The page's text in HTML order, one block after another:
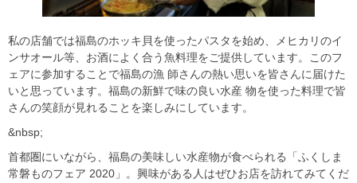
私の店舗では福島のホッキ貝を使ったパスタを始め、メヒカリのイ
ンサオール等、お酒によく合う魚料理をご提供しています。このフ
ェアに参加することで福島の漁 師さんの熱い思いを皆さんに届けた
いと思っています。福島の新鮮で味の良い水産 物を使った料理で皆
さんの笑顔が見れることを楽しみにしています。
&nbsp;
首都圏にいながら、福島の美味しい水産物が食べられる「ふくしま
常磐ものフェア 2020」。興味がある人はぜひお店を訪れてみてくだ